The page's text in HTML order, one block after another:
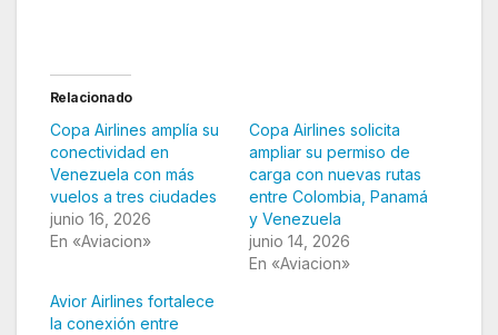
Relacionado
Copa Airlines amplía su
conectividad en
Venezuela con más
vuelos a tres ciudades
junio 16, 2026
En «Aviacion»
Copa Airlines solicita
ampliar su permiso de
carga con nuevas rutas
entre Colombia, Panamá
y Venezuela
junio 14, 2026
En «Aviacion»
Avior Airlines fortalece
la conexión entre